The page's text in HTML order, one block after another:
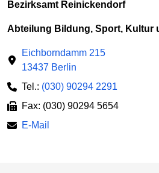
Bezirksamt Reinickendorf
Abteilung Bildung, Sport, Kultur
Eichborndamm 215
13437 Berlin
Tel.: (030) 90294 2291
Fax: (030) 90294 5654
E-Mail